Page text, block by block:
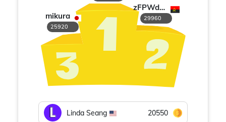
zFPWdwPk
29960
mikura
25920
Linda Seang 20550